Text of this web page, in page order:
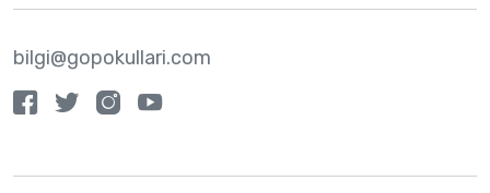
bilgi@gopokullari.com